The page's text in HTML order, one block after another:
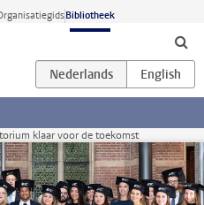
Bibliotheek
klaar voor de toekomst